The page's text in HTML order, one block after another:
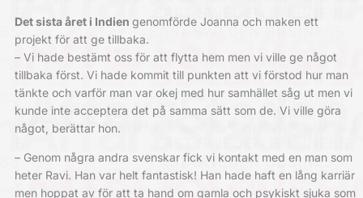
Det sista året i Indien genomförde Joanna och maken ett
projekt för att ge tillbaka.
– Vi hade bestämt oss för att flytta hem men vi ville ge något
tillbaka först. Vi hade kommit till punkten att vi förstod hur man
tänkte och varför man var okej med hur samhället såg ut men vi
kunde inte acceptera det på samma sätt som de. Vi ville göra
något, berättar hon.
– Genom några andra svenskar fick vi kontakt med en man som
heter Ravi. Han var helt fantastisk! Han hade haft en lång karriär
men hoppat av för att ta hand om gamla och psykiskt sjuka som